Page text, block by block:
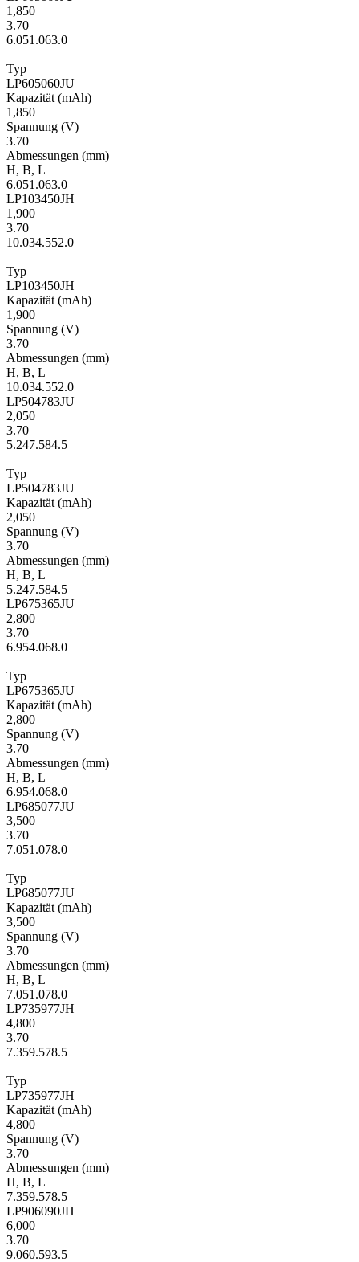
1,850
3.70
6.051.063.0
Typ
LP605060JU
Kapa­zität (mAh)
1,850
Span­nung (V)
3.70
Ab­mes­sungen (mm)
H, B, L
6.051.063.0
LP103450JH
1,900
3.70
10.034.552.0
Typ
LP103450JH
Kapa­zität (mAh)
1,900
Span­nung (V)
3.70
Ab­mes­sungen (mm)
H, B, L
10.034.552.0
LP504783JU
2,050
3.70
5.247.584.5
Typ
LP504783JU
Kapa­zität (mAh)
2,050
Span­nung (V)
3.70
Ab­mes­sungen (mm)
H, B, L
5.247.584.5
LP675365JU
2,800
3.70
6.954.068.0
Typ
LP675365JU
Kapa­zität (mAh)
2,800
Span­nung (V)
3.70
Ab­mes­sungen (mm)
H, B, L
6.954.068.0
LP685077JU
3,500
3.70
7.051.078.0
Typ
LP685077JU
Kapa­zität (mAh)
3,500
Span­nung (V)
3.70
Ab­mes­sungen (mm)
H, B, L
7.051.078.0
LP735977JH
4,800
3.70
7.359.578.5
Typ
LP735977JH
Kapa­zität (mAh)
4,800
Span­nung (V)
3.70
Ab­mes­sungen (mm)
H, B, L
7.359.578.5
LP906090JH
6,000
3.70
9.060.593.5